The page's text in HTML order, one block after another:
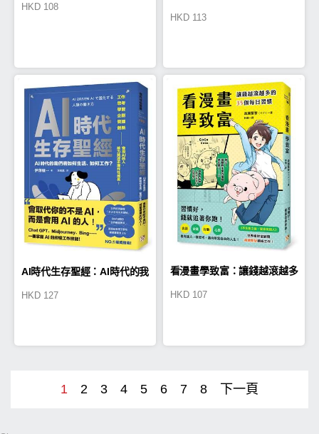
HKD 108
HKD 113
AI時代生存聖經：AI時代的我
HKD 127
看漫畫學致富：讓錢越滾越多
HKD 107
1 2 3 4 5 6 7 8 下一頁